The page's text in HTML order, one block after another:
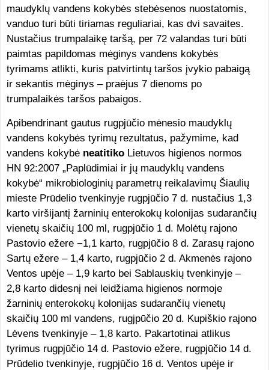
maudyklų vandens kokybės stebėsenos nuostatomis,
vanduo turi būti tiriamas reguliariai, kas dvi savaites.
Nustačius trumpalaikę taršą, per 72 valandas turi būti
paimtas papildomas mėginys vandens kokybės
tyrimams atlikti, kuris patvirtintų taršos įvykio pabaigą
ir sekantis mėginys – praėjus 7 dienoms po
trumpalaikės taršos pabaigos.
Apibendrinant gautus rugpjūčio mėnesio maudyklų
vandens kokybės tyrimų rezultatus, pažymime, kad
vandens kokybė neatitikoLietuvos higienos normos
HN 92:2007 „Paplūdimiai ir jų maudyklų vandens
kokybė“ mikrobiologinių parametrų reikalavimų Šiaulių
mieste Prūdelio tvenkinyje rugpjūčio 7 d. nustačius 1,3
karto viršijantį žarninių enterokokų kolonijas sudarančių
vienetų skaičių 100 ml, rugpjūčio 1 d. Molėtų rajono
Pastovio ežere −1,1 karto, rugpjūčio 8 d. Zarasų rajono
Sartų ežere – 1,4 karto, rugpjūčio 2 d. Akmenės rajono
Ventos upėje – 1,9 karto bei Sablauskių tvenkinyje –
2,8 karto didesnį nei leidžiama higienos normoje
žarninių enterokokų kolonijas sudarančių vienetų
skaičių 100 ml vandens, rugjpūčio 20 d. Kupiškio rajono
Lėvens tvenkinyje – 1,8 karto. Pakartotinai atlikus
tyrimus rugpjūčio 14 d. Pastovio ežere, rugpjūčio 14 d.
Prūdelio tvenkinyje, rugpjūčio 16 d. Ventos upėje ir